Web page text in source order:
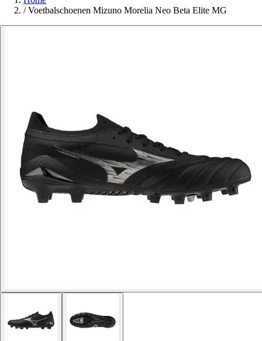
/ Voetbalschoenen Mizuno Morelia Neo Beta Elite MG